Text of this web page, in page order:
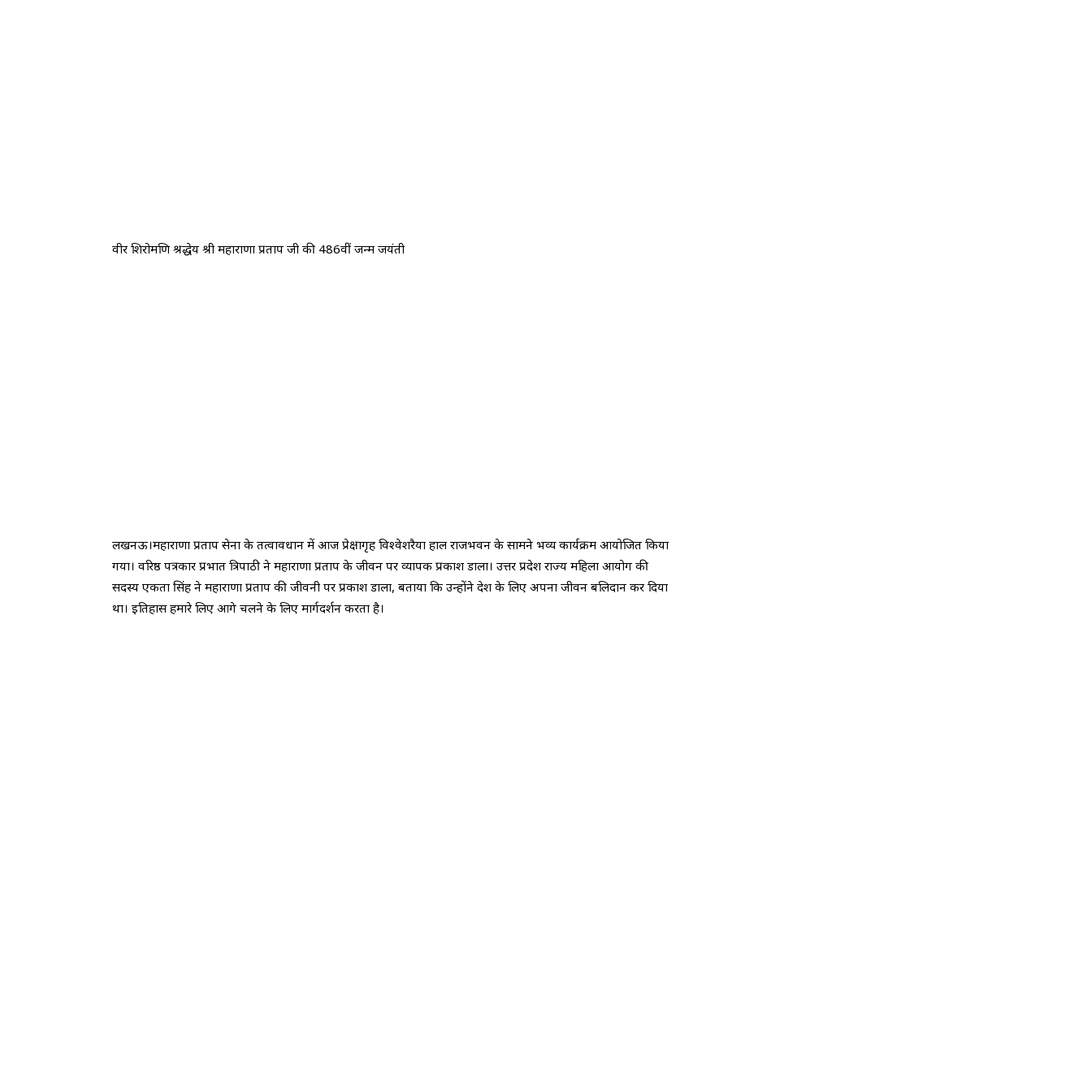
वीर शिरोमणि श्रद्धेय श्री महाराणा प्रताप जी की 486वीं जन्म जयंती
लखनऊ।महाराणा प्रताप सेना के तत्वावधान में आज प्रेक्षागृह विश्वेशरैया हाल राजभवन के सामने भव्य कार्यक्रम आयोजित किया
गया। वरिष्ठ पत्रकार प्रभात त्रिपाठी ने महाराणा प्रताप के जीवन पर व्यापक प्रकाश डाला। उत्तर प्रदेश राज्य महिला आयोग की
सदस्य एकता सिंह ने महाराणा प्रताप की जीवनी पर प्रकाश डाला, बताया कि उन्होंने देश के लिए अपना जीवन बलिदान कर दिया
था। इतिहास हमारे लिए आगे चलने के लिए मार्गदर्शन करता है।